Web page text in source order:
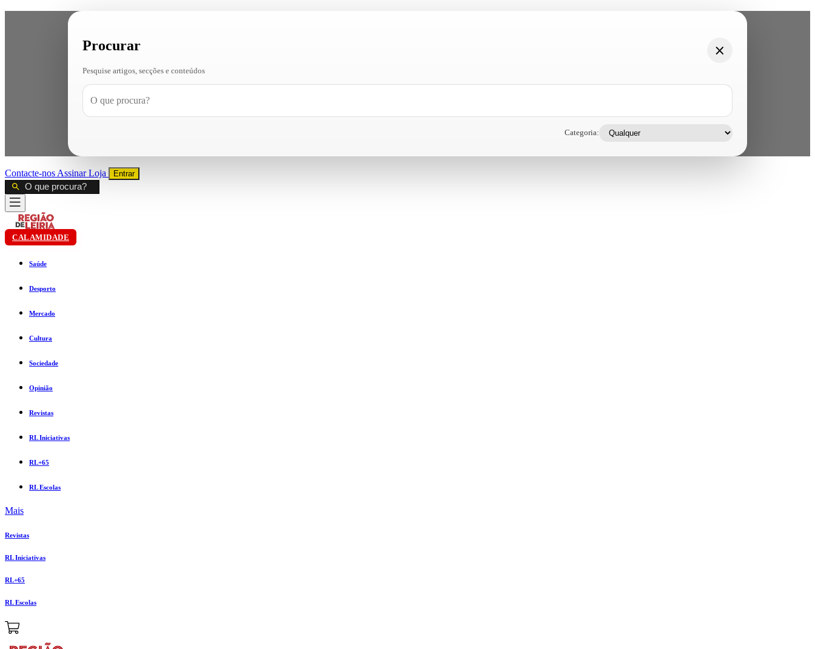
Procurar
Pesquise artigos, secções e conteúdos
Categoria:
Contacte-nos AssinarLoja Entrar
CALAMIDADE
Saúde
Desporto
Mercado
Cultura
Sociedade
Opinião
Revistas
RL Iniciativas
RL+65
RL Escolas
Mais
Revistas
RL Iniciativas
RL+65
RL Escolas